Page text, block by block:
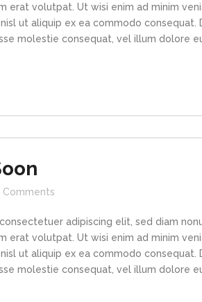
erat volutpat. Ut wisi enim ad minim
ut aliquip ex ea commodo consequat.
molestie consequat, vel illum dolore
Comments
adipiscing elit, sed diam
erat volutpat. Ut wisi enim ad minim
ut aliquip ex ea commodo consequat.
molestie consequat, vel illum dolore